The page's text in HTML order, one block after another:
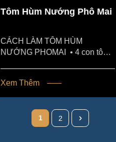
Tôm Hùm Nướng Phô Mai
CÁCH LÀM TÔM HÙM
NƯỚNG PHOMAI • 4 con tôm
Xem Thêm
1 2